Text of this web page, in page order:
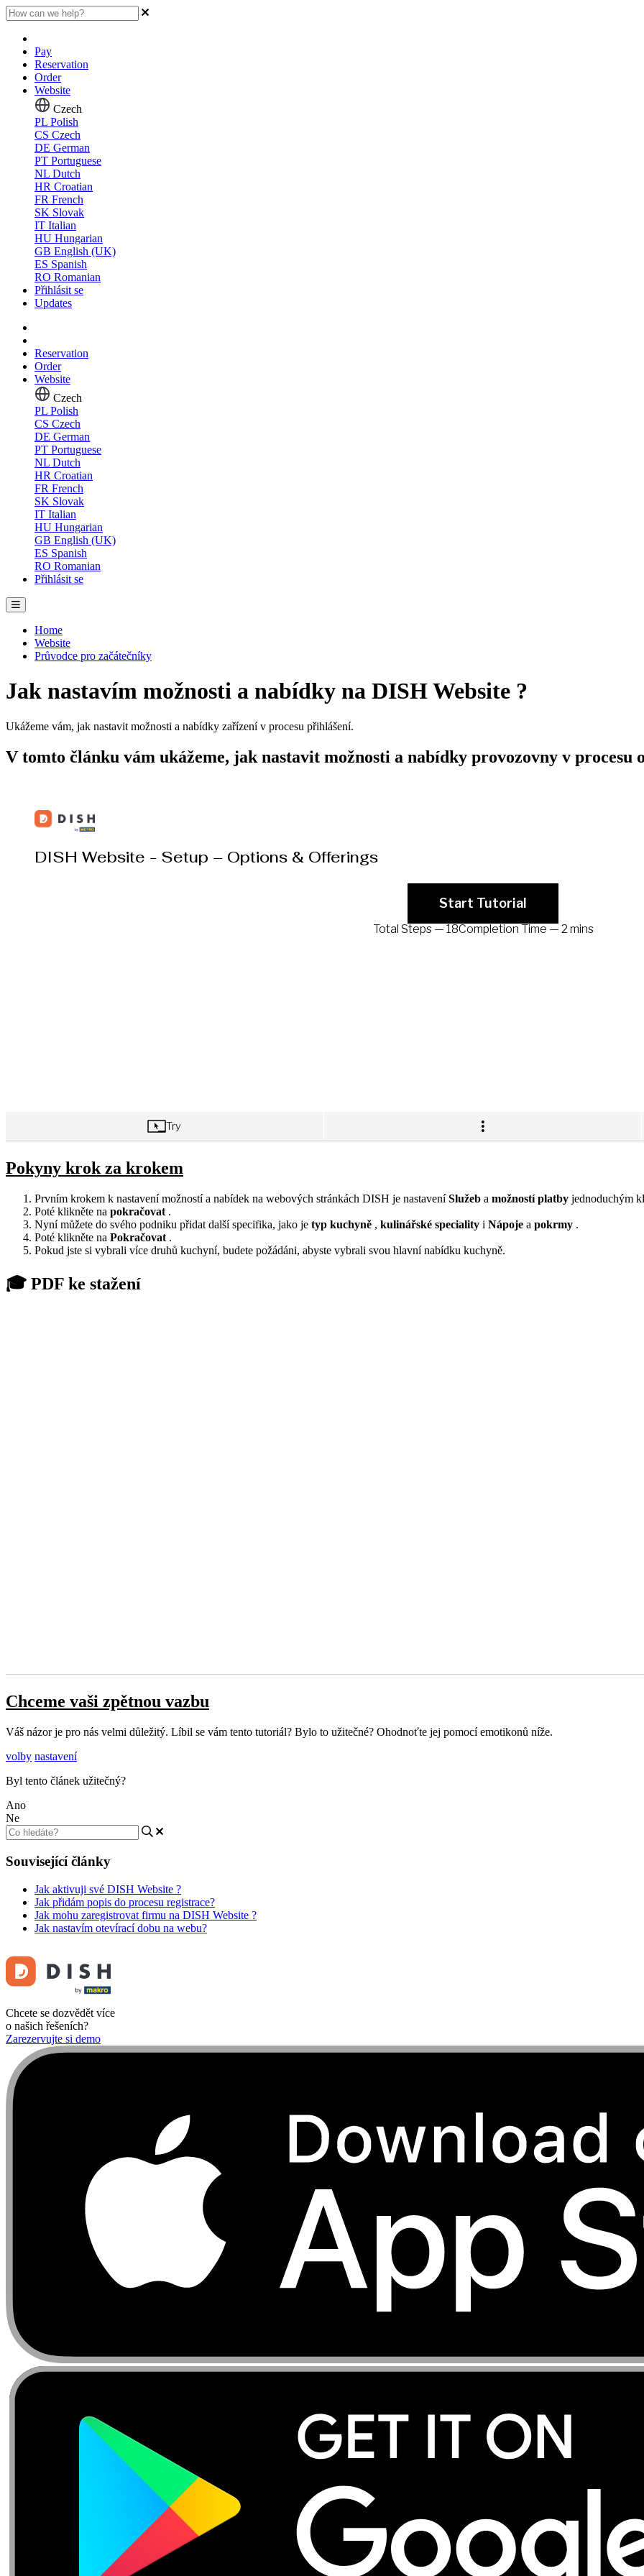
Pay
Reservation
Order
Website
Czech
PL Polish
CS Czech
DE German
PT Portuguese
NL Dutch
HR Croatian
FR French
SK Slovak
IT Italian
HU Hungarian
GB English (UK)
ES Spanish
RO Romanian
Přihlásit se
Updates
Reservation
Order
Website
Czech
PL Polish
CS Czech
DE German
PT Portuguese
NL Dutch
HR Croatian
FR French
SK Slovak
IT Italian
HU Hungarian
GB English (UK)
ES Spanish
RO Romanian
Přihlásit se
Home
Website
Průvodce pro začátečníky
Jak nastavím možnosti a nabídky na DISH Website ?
Ukážeme vám, jak nastavit možnosti a nabídky zařízení v procesu přihlášení.
V tomto článku vám ukážeme, jak nastavit možnosti a nabídky provozovny v procesu
Pokyny krok za krokem
Prvním krokem k nastavení možností a nabídek na webových stránkách DISH je nastaveníSlužeb a možností platby jednoduchým
Poté klikněte na pokračovat .
Nyní můžete do svého podniku přidat další specifika, jako je typ kuchyně , kulinářské speciality i Nápoje a pokrmy .
Poté klikněte na Pokračovat .
Pokud jste si vybrali více druhů kuchyní, budete požádáni, abyste vybrali svou hlavní nabídku kuchyně.
🎓 PDF ke stažení
Chceme vaši zpětnou vazbu
Váš názor je pro nás velmi důležitý. Líbil se vám tento tutoriál? Bylo to užitečné? Ohodnoťte jej pomocí emotikonů níže.
volby nastavení
Byl tento článek užitečný?
Ano
Ne
Související články
Jak aktivuji své DISH Website ?
Jak přidám popis do procesu registrace?
Jak mohu zaregistrovat firmu na DISH Website ?
Jak nastavím otevírací dobu na webu?
Chcete se dozvědět více
o našich řešeních?
Zarezervujte si demo